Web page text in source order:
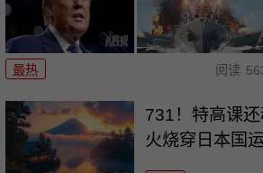
最热 阅读
731！特高课
火烧穿日本国